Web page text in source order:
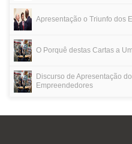
Apresentação o Triunfo dos
O Porquê destas Cartas a
Discurso de Apresentação
Empreendedores